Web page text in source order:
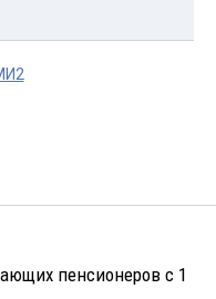
пенсионеров с 1